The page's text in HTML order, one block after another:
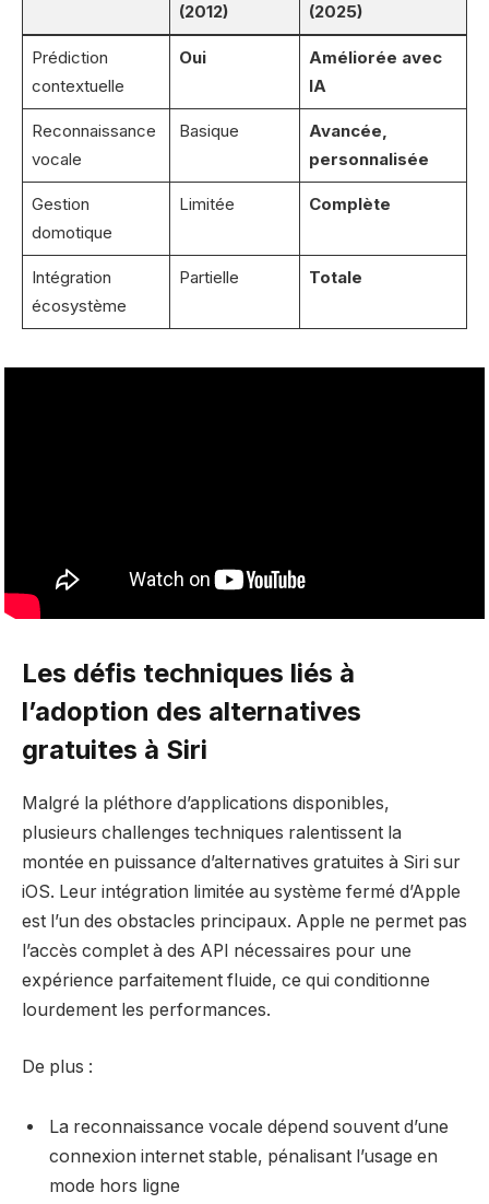
(2012)
(2025)
Prédiction
contextuelle
Oui
Améliorée avec
IA
Reconnaissance
vocale
Basique
Avancée,
personnalisée
Gestion
domotique
Limitée Complète
Intégration
écosystème
Partielle Totale
Les défis techniques liés à
l’adoption des alternatives
gratuites à Siri
Malgré la pléthore d’applications disponibles,
plusieurs challenges techniques ralentissent la
montée en puissance d’alternatives gratuites à Siri sur
iOS. Leur intégration limitée au système fermé d’Apple
est l’un des obstacles principaux. Apple ne permet pas
l’accès complet à des API nécessaires pour une
expérience parfaitement fluide, ce qui conditionne
lourdement les performances.
De plus :
La reconnaissance vocale dépend souvent d’une
connexion internet stable, pénalisant l’usage en
mode hors ligne